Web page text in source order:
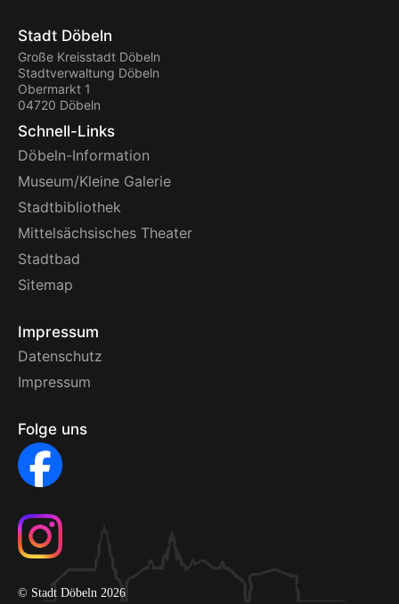
Stadt Döbeln
Große Kreisstadt Döbeln
Stadtverwaltung Döbeln
Obermarkt 1
04720 Döbeln
Schnell-Links
Döbeln-Information
Museum/Kleine Galerie
Stadtbibliothek
Mittelsächsisches Theater
Stadtbad
Sitemap
Impressum
Datenschutz
Impressum
Folge uns
© Stadt Döbeln 2026